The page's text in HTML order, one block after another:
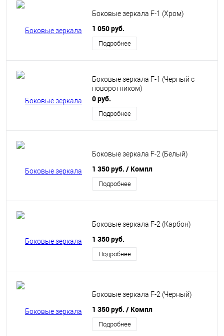
Боковые зеркала F-1 (Хром)
1 050 руб.
Подробнее
Боковые зеркала F-1 (Черный с
поворотником)
0 руб.
Подробнее
Боковые зеркала F-2 (Белый)
1 350 руб. / Компл
Подробнее
Боковые зеркала F-2 (Карбон)
1 350 руб.
Подробнее
Боковые зеркала F-2 (Черный)
1 350 руб. / Компл
Подробнее